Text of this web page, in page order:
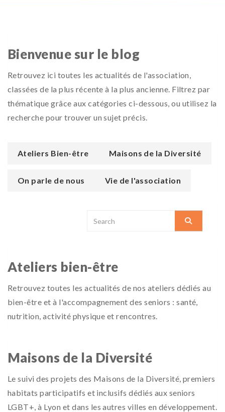
Bienvenue sur le blog
Retrouvez ici toutes les actualités de l'association,
classées de la plus récente à la plus ancienne. Filtrez par
thématique grâce aux catégories ci-dessous, ou utilisez la
recherche pour trouver un sujet précis.
Ateliers Bien-être Maisons de la Diversité
On parle de nous Vie de l'association
Ateliers bien-être
Retrouvez toutes les actualités de nos ateliers dédiés au
bien-être et à l'accompagnement des seniors : santé,
nutrition, activité physique et rencontres.
Maisons de la Diversité
Le suivi des projets des Maisons de la Diversité, premiers
habitats participatifs et inclusifs dédiés aux seniors
LGBT+, à Lyon et dans les autres villes en développement.